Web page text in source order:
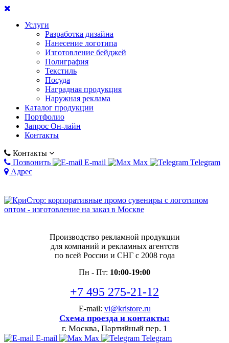
Услуги
Разработка дизайна
Нанесение логотипа
Изготовление бейджей
Полиграфия
Текстиль
Посуда
Наградная продукция
Наружная реклама
Каталог продукции
Портфолио
Запрос Он-лайн
Контакты
Контакты
Позвонить
E-mail Max
Telegram
Адрес
Производство рекламной продукции
для компаний и рекламных агентств
по всей России и СНГ с 2008 года
Пн - Пт: 10:00-19:00
+7 495 275-21-12
E-mail: vi@kristore.ru
Схема проезда и контакты:
г. Москва, Партийный пер. 1
E-mail Max Telegram